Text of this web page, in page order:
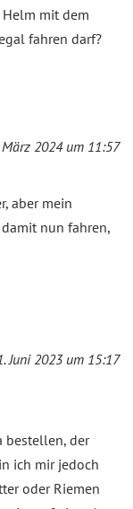
mit dem
fahren darf?
2024 um 11:57
aber mein
nun fahren,
Juni 2023 um 15:17
bestellen, der
ich mir jedoch
oder Riemen